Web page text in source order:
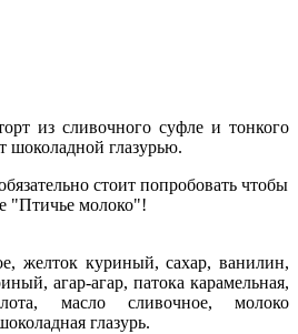
из сливочного суфле и тонкого
шоколадной глазурью.
стоит попробовать чтобы
"Птичье молоко"!
желток куриный, сахар, ванилин,
агар-агар, патока карамельная,
масло сливочное, молоко
глазурь.